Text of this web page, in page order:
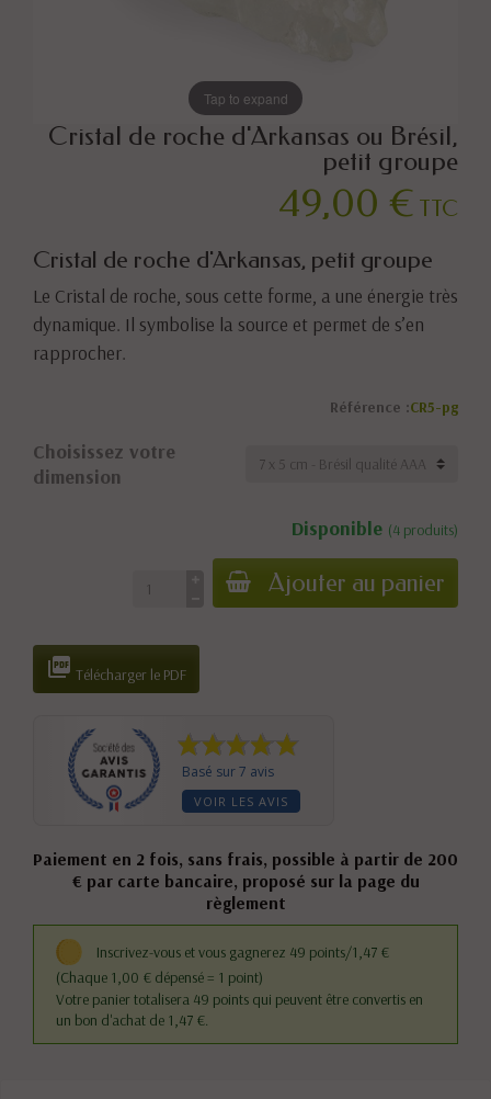
Tap to expand
Cristal de roche d'Arkansas ou Brésil,
petit groupe
49,00 € TTC
Cristal de roche d'Arkansas, petit groupe
Le Cristal de roche, sous cette forme, a une énergie très
dynamique. Il symbolise la source et permet de s’en
rapprocher.
Référence :CR5-pg
Choisissez votre
dimension
Disponible (4 produits)
Ajouter au panier
 Télécharger le PDF
Basé sur 7 avis
VOIR LES AVIS
Paiement en 2 fois, sans frais, possible à partir de 200
€ par carte bancaire, proposé sur la page du
règlement
Inscrivez-vous et vous gagnerez 49 points/1,47 €
(Chaque 1,00 € dépensé = 1 point)
Votre panier totalisera 49 points qui peuvent être convertis en
un bon d'achat de 1,47 €.